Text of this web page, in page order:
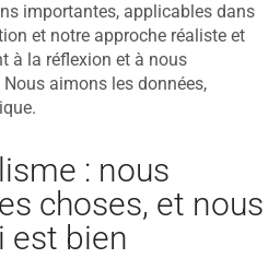
importantes, applicables dans
et notre approche réaliste et
à la réflexion et à nous
aimons les données,
: nous
choses, et nous
est bien